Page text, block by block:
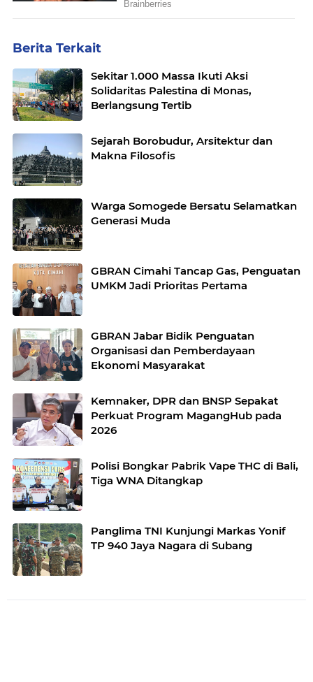
Berita Terkait
Sekitar 1.000 Massa Ikuti Aksi
Solidaritas Palestina di Monas,
Berlangsung Tertib
Sejarah Borobudur, Arsitektur dan
Makna Filosofis
Warga Somogede Bersatu Selamatkan
Generasi Muda
GBRAN Cimahi Tancap Gas, Penguatan
UMKM Jadi Prioritas Pertama
GBRAN Jabar Bidik Penguatan
Organisasi dan Pemberdayaan
Ekonomi Masyarakat
Kemnaker, DPR dan BNSP Sepakat
Perkuat Program MagangHub pada
2026
Polisi Bongkar Pabrik Vape THC di Bali,
Tiga WNA Ditangkap
Panglima TNI Kunjungi Markas Yonif
TP 940 Jaya Nagara di Subang